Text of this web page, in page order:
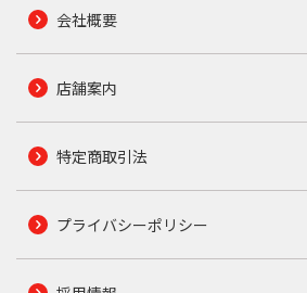
会社概要
店舗案内
特定商取引法
プライバシーポリシー